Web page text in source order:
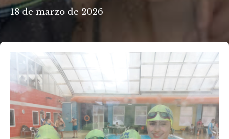
18 de marzo de 2026